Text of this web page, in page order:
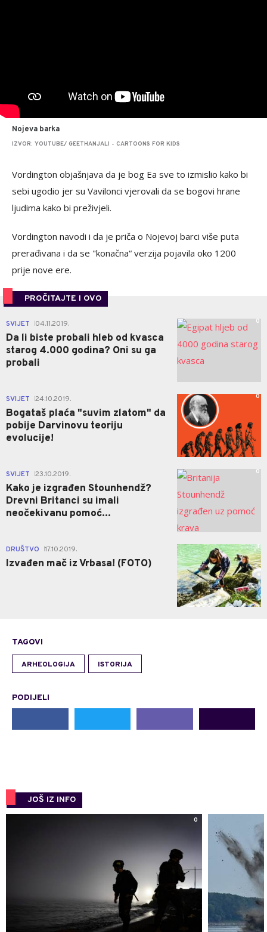
Nojeva barka
IZVOR: YOUTUBE/ GEETHANJALI - CARTOONS FOR KIDS
Vordington objašnjava da je bog Ea sve to izmislio kako bi
sebi ugodio jer su Vavilonci vjerovali da se bogovi hrane
ljudima kako bi preživjeli.
Vordington navodi i da je priča o Nojevoj barci više puta
prerađivana i da se "konačna“ verzija pojavila oko 1200
prije nove ere.
PROČITAJTE I OVO
SVIJET 04.11.2019.
Da li biste probali hleb od kvasca
starog 4.000 godina? Oni su ga
probali
0
SVIJET 24.10.2019.
Bogataš plaća "suvim zlatom" da
pobije Darvinovu teoriju
evolucije!
0
SVIJET 23.10.2019.
Kako je izgrađen Stounhendž?
Drevni Britanci su imali
neočekivanu pomoć...
0
DRUŠTVO 17.10.2019.
Izvađen mač iz Vrbasa! (FOTO)
1
TAGOVI
ARHEOLOGIJA ISTORIJA
PODIJELI
JOŠ IZ INFO
0